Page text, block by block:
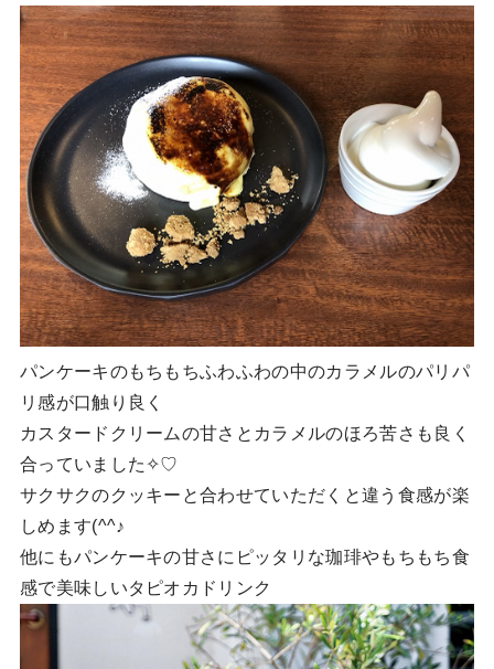
パンケーキのもちもちふわふわの中のカラメルのパリパ
リ感が口触り良く
カスタードクリームの甘さとカラメルのほろ苦さも良く
合っていました✧♡
サクサクのクッキーと合わせていただくと違う食感が楽
しめます(^^♪
他にもパンケーキの甘さにピッタリな珈琲やもちもち食
感で美味しいタピオカドリンク